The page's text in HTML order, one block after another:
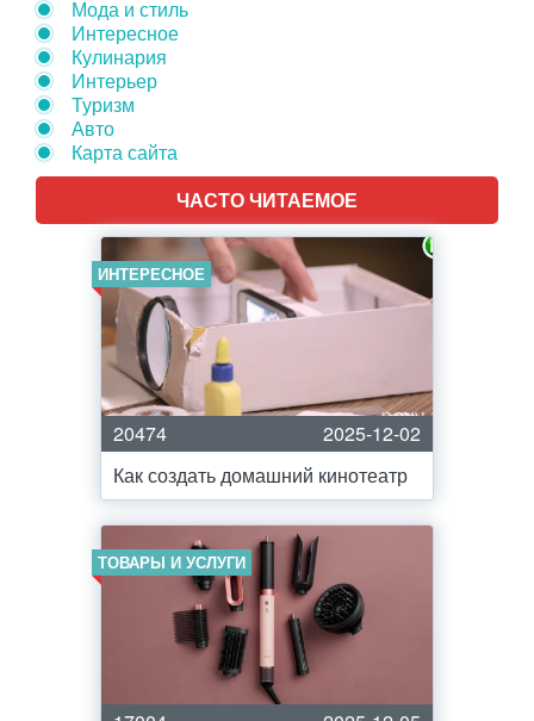
Мода и стиль
Интересное
Кулинария
Интерьер
Туризм
Авто
Карта сайта
ЧАСТО ЧИТАЕМОЕ
ИНТЕРЕСНОЕ
20474
2025-12-02
Как создать домашний кинотеатр
ТОВАРЫ И УСЛУГИ